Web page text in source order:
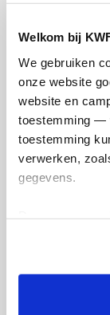
Welkom bij
We gebruiken
onze website
website en
toestemming —
toestemming
verwerken,
gegevens.
tonen. Je kunt
intrekken via
lijst met
Ik wil
en betaal